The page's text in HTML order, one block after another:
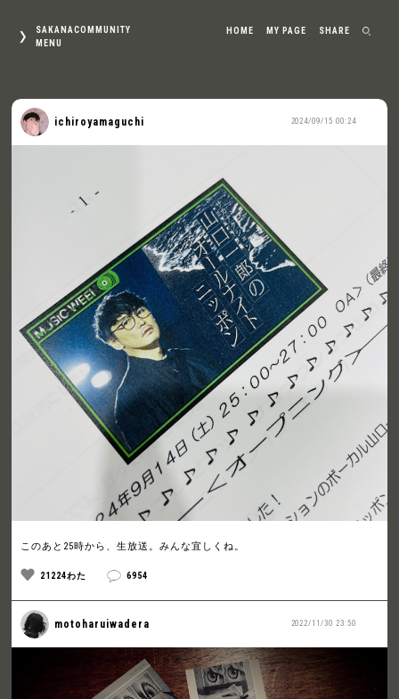
SAKANACOMMUNITY
MENU
HOME MY PAGE SHARE
2024/09/15 00:24
ichiroyamaguchi
このあと25時から、生放送。みんな宜しくね。
21224わた 6954
2022/11/30 23:50
motoharuiwadera